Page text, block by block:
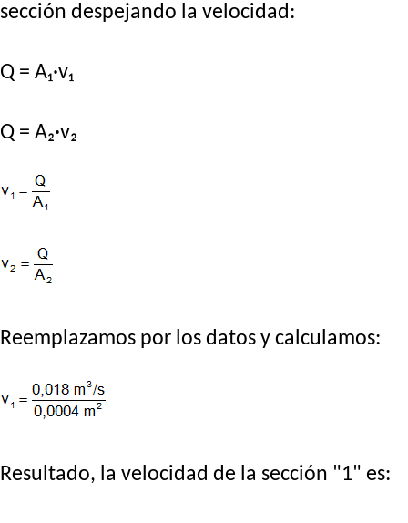
sección despejando la velocidad:
Q = A₁·v₁
Q = A₂·v₂
Reemplazamos por los datos y calculamos:
Resultado, la velocidad de la sección "1" es: